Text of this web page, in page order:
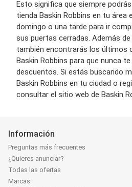
Esto significa que siempre
tienda Baskin Robbins en tu área
domingo o una tarde para ir
sus puertas cerradas. Además
también encontrarás los últimos
Baskin Robbins para que nunca
descuentos. Si estás buscando
Baskin Robbins en tu ciudad o
consultar el sitio web de Baskin
Información
Preguntas más frecuentes
¿Quieres anunciar?
Todas las ofertas
Marcas